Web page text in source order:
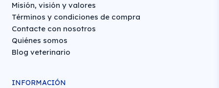
Misión, visión y valores
Términos y condiciones de compra
Contacte con nosotros
Quiénes somos
Blog veterinario
INFORMACIÓN